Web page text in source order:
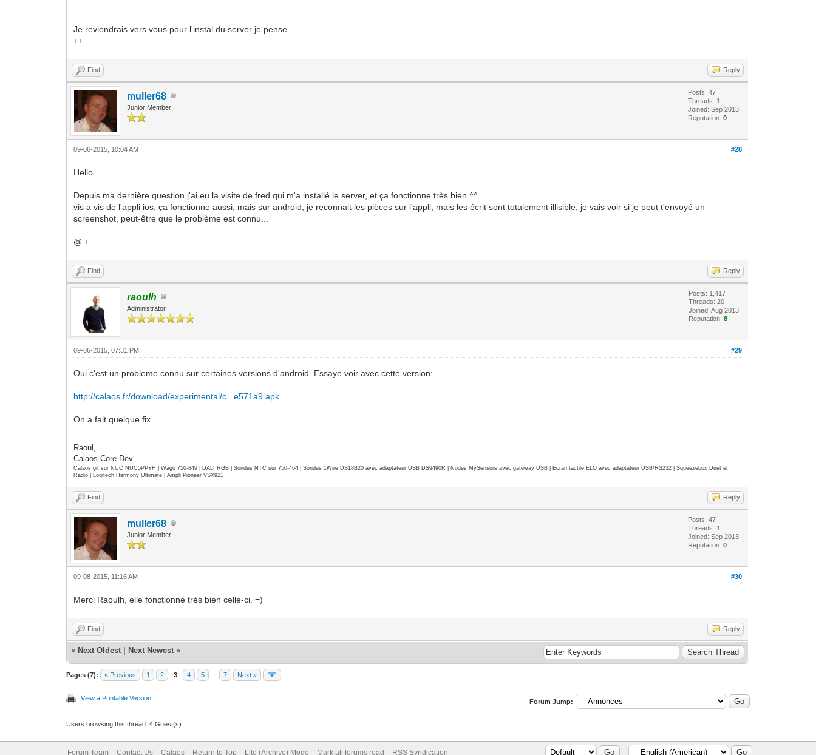
Je reviendrais vers vous pour l'instal du server je pense...
++
Find Reply
muller68
Junior Member
Posts: 47
Threads: 1
Joined: Sep 2013
Reputation:0
#28
09-06-2015, 10:04 AM
Hello
Depuis ma dernière question j'ai eu la visite de fred qui m'a installé le server, et ça fonctionne très bien ^^
vis a vis de l'appli ios, ça fonctionne aussi, mais sur android, je reconnait les pièces sur l'appli, mais les écrit sont totalement illisible, je vais voir si je peut t'envoyé un
screenshot, peut-être que le problème est connu...
@ +
Find Reply
raoulh
Administrator
Posts: 1,417
Threads: 20
Joined: Aug 2013
Reputation:8
#29
09-06-2015, 07:31 PM
Oui c'est un probleme connu sur certaines versions d'android. Essaye voir avec cette version:
http://calaos.fr/download/experimental/c...e571a9.apk
On a fait quelque fix
Raoul,
Calaos Core Dev.
Calaos git sur NUC NUC5PPYH | Wago 750-849 | DALI RGB | Sondes NTC sur 750-464 | Sondes 1Wire DS18B20 avec adaptateur USB DS9490R | Nodes MySensors avec gateway USB | Ecran tactile ELO avec adaptateur USB/RS232 | Squeezebox Duet et
Radio | Logitech Harmony Ultimate | Ampli Pioneer VSX921
Find Reply
muller68
Junior Member
Posts: 47
Threads: 1
Joined: Sep 2013
Reputation:0
#30
09-08-2015, 11:16 AM
Merci Raoulh, elle fonctionne très bien celle-ci. =)
Find Reply
« Next Oldest Next Newest »
Pages (7): « Previous 1 2 3 4 5 7 Next »
View a Printable Version Forum Jump:
Users browsing this thread: 4 Guest(s)
Forum Team Contact Us Calaos Return to Top Lite (Archive) Mode Mark all forums read RSS Syndication